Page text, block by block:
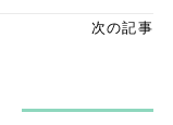
次の記事